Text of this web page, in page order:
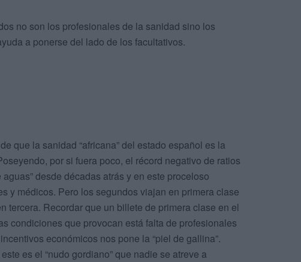
no son los profesionales de la sanidad sino los
a ponerse del lado de los facultativos.
que la sanidad “africana” del estado español es la
por si fuera poco, el récord negativo de ratios
desde décadas atrás y en este proceloso
y médicos. Pero los segundos viajan en primera clase
tercera. Recordar que un billete de primera clase en el
condiciones que provocan está falta de profesionales
económicos nos pone la “piel de gallina”.
es el “nudo gordiano” que nadie se atreve a